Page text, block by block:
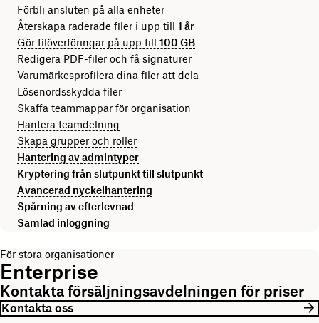
Förbli ansluten på alla enheter
Återskapa raderade filer i upp till 1 år
Gör filöverföringar på upp till 100 GB
Redigera PDF-filer och få signaturer
Varumärkesprofilera dina filer att dela
Lösenordsskydda filer
Skaffa teammappar för organisation
Hantera teamdelning
Skapa grupper och roller
Hantering av admintyper
Kryptering från slutpunkt till slutpunkt
Avancerad nyckelhantering
Spårning av efterlevnad
Samlad inloggning
För stora organisationer
Enterprise
Kontakta försäljningsavdelningen för priser
Kontakta oss